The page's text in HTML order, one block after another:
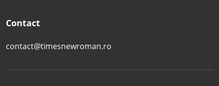
Contact
contact@timesnewroman.ro